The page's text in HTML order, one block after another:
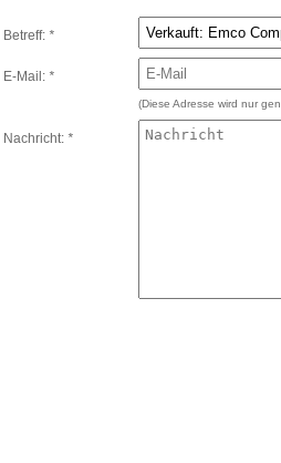
Betreff: *
E-Mail: *
(Diese Adresse wird nur
Nachricht: *